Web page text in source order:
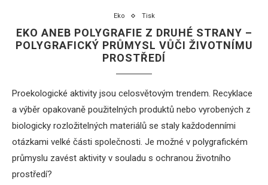
Eko Tisk
EKO ANEB POLYGRAFIE Z DRUHÉ STRANY –
POLYGRAFICKÝ PRŮMYSL VŮČI ŽIVOTNÍMU
PROSTŘEDÍ
Proekologické aktivity jsou celosvětovým trendem. Recyklace
a výběr opakovaně použitelných produktů nebo vyrobených z
biologicky rozložitelných materiálů se staly každodenními
otázkami velké části společnosti. Je možné v polygrafickém
průmyslu zavést aktivity v souladu s ochranou životního
prostředí?